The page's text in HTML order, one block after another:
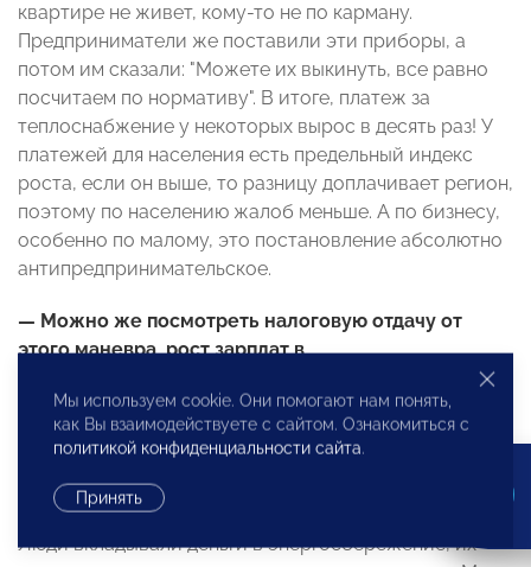
квартире не живет, кому-то не по карману.
Предприниматели же поставили эти приборы, а
потом им сказали: "Можете их выкинуть, все равно
посчитаем по нормативу". В итоге, платеж за
теплоснабжение у некоторых вырос в десять раз! У
платежей для населения есть предельный индекс
роста, если он выше, то разницу доплачивает регион,
поэтому по населению жалоб меньше. А по бизнесу,
особенно по малому, это постановление абсолютно
антипредпринимательское.
— Можно же посмотреть налоговую отдачу от
этого маневра, рост зарплат в
— Да даже если есть какая-то отдача от этого
маневра, вреда оно нанесло несоизмеримо больше.
Они изъяли у бизнеса огромные деньги! Сейчас те,
кто выжил в катаклизме, пребывают в пессимизме.
Люди вкладывали деньги в энергосбережение, их
Мы используем cookie. Они помогают нам понять,
как Вы взаимодействуете с сайтом. Ознакомиться с
политикой конфиденциальности сайта.
Принять